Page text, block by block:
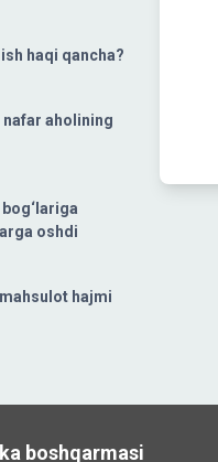
haqi qancha?
nafar aholining
oshdi
hajmi
boshqarmasi